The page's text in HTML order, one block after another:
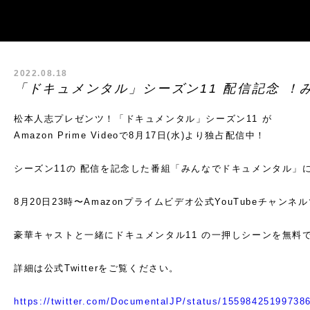
2022.08.18
「ドキュメンタル」シーズン11 配信記念
松本人志プレゼンツ！「ドキュメンタル」シーズン11 が
Amazon Prime Videoで8月17日(水)より独占配信中！
シーズン11の 配信を記念した番組「みんなでドキュメンタル」
8月20日23時〜Amazonプライムビデオ公式YouTubeチャンネ
豪華キャストと一緒にドキュメンタル11 の一押しシーンを無料
詳細は公式Twitterをご覧ください。
https://twitter.com/DocumentalJP/status/